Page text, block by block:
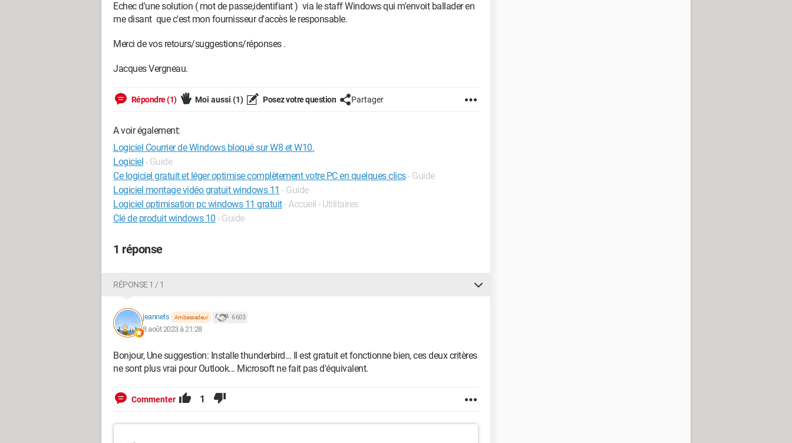
Echec d'une solution ( mot de passe,identifiant ) via le staff Windows qui m'envoit ballader en
me disant que c'est mon fournisseur d'accès le responsable.
Merci de vos retours/suggestions/réponses .
Jacques Vergneau.
Répondre (1) Moi aussi (1) Posez votre question Partager
A voir également:
Logiciel Courrier de Windows bloqué sur W8 et W10.
Logiciel - Guide
Ce logiciel gratuit et léger optimise complètement votre PC en quelques clics- Guide
Logiciel montage vidéo gratuit windows 11 - Guide
Logiciel optimisation pc windows 11 gratuit- Accueil - Utilitaires
Clé de produit windows 10 - Guide
1 réponse
RÉPONSE 1 / 1
jeannets Ambassadeur 6 603
8 août 2023 à 21:28
Bonjour, Une suggestion: Installe thunderbird... Il est gratuit et fonctionne bien, ces deux critères
ne sont plus vrai pour Outlook... Microsoft ne fait pas d'équivalent.
Commenter 1